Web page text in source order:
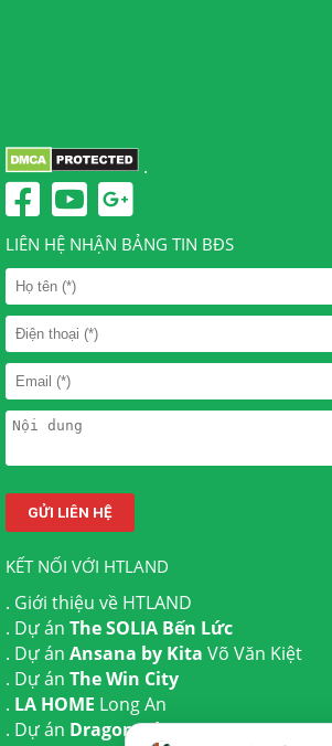
.
LIÊN HỆ NHẬN BẢNG TIN BĐS
KẾT NỐI VỚI HTLAND
. Giới thiệu về HTLAND
. Dự án The SOLIA Bến Lức
. Dự án Ansana by Kita Võ Văn Kiệt
. Dự án The Win City
. LA HOME Long An
. Dự án Dragon Eden Long An